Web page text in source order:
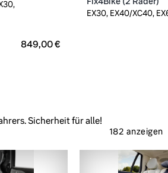
849,00 €
EX30, EX40/XC40,
Sicherheit für alle!
182 anzeigen